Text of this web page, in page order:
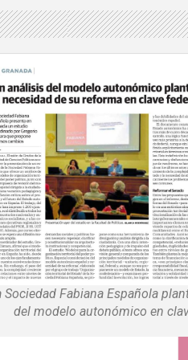
Sociedad Fabiana Española
del modelo autonómico en